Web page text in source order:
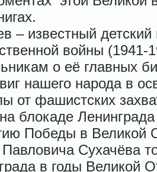
– известный детский
войны (1941-
о её главных
нашего народа в
от фашистских
блокаде
Победы в Великой
Сухачёва
в годы Великой